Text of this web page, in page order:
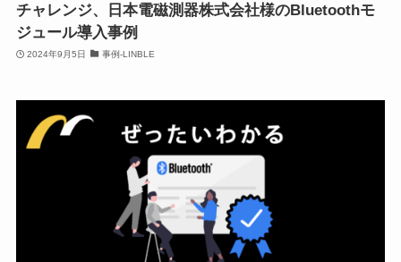
チャレンジ、日本電磁測器株式会社様のBluetoothモ
ジュール導入事例
2024年9月5日 事例-LINBLE